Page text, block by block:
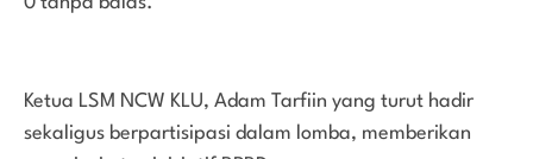
Ketua LSM NCW KLU, Adam Tarfiin yang turut hadir
sekaligus berpartisipasi dalam lomba, memberikan